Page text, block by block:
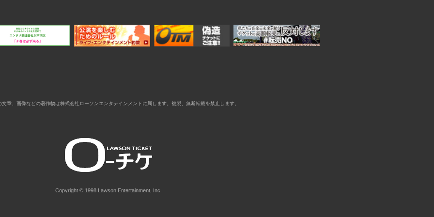
文章、画像などの著作物は株式会社ローソンエンタテインメントに属します。複製、無断転載を禁止します。
Copyright © 1998 Lawson Entertainment, Inc.